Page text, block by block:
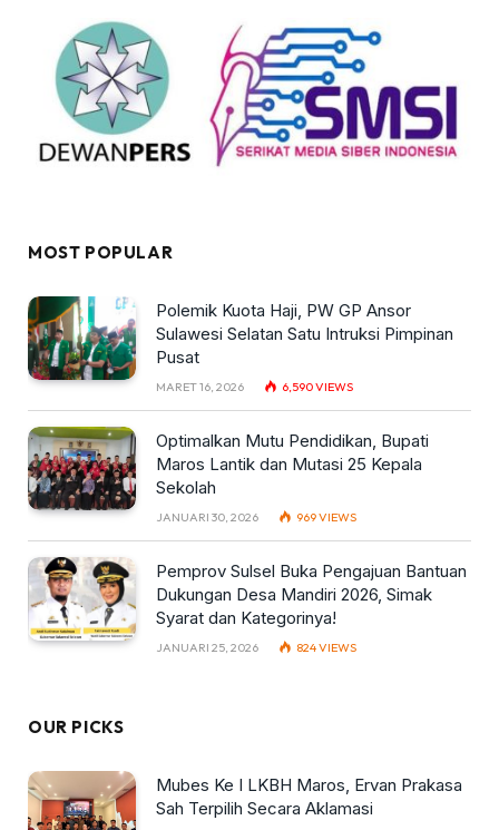
MOST POPULAR
Polemik Kuota Haji, PW GP Ansor
Sulawesi Selatan Satu Intruksi Pimpinan
Pusat
MARET 16, 2026 6,590VIEWS
Optimalkan Mutu Pendidikan, Bupati
Maros Lantik dan Mutasi 25 Kepala
Sekolah
JANUARI 30, 2026 969VIEWS
Pemprov Sulsel Buka Pengajuan Bantuan
Dukungan Desa Mandiri 2026, Simak
Syarat dan Kategorinya!
JANUARI 25, 2026 824VIEWS
OUR PICKS
Mubes Ke I LKBH Maros, Ervan Prakasa
Sah Terpilih Secara Aklamasi